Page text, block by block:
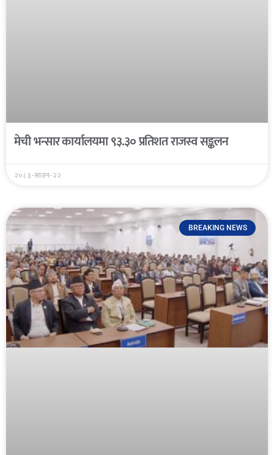
मेची भन्सार कार्यालयमा ९३.३० प्रतिशत राजस्व सङ्कलन
२०८३-साउन-२२
BREAKING NEWS